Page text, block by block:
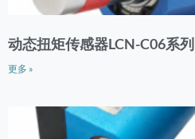
动态扭矩传感器LCN-C06系列
更多 »